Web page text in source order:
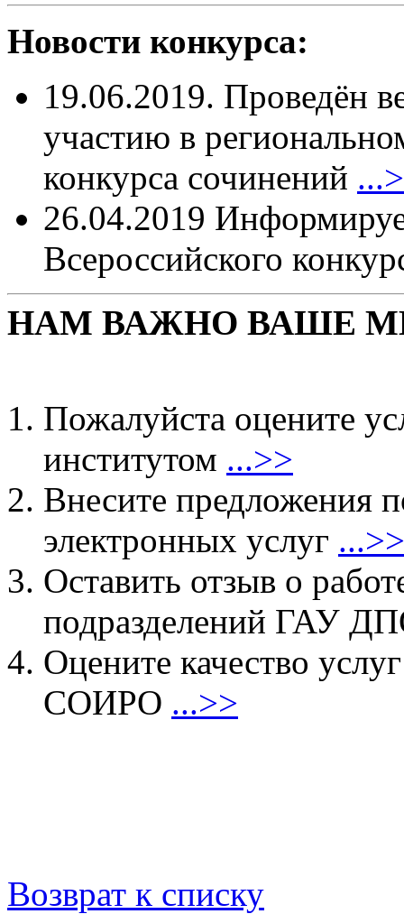
Новости конкурса:
19.06.2019. Проведён
участию в
конкурса сочинений
26.04.2019
Всероссийского
НАМ ВАЖНО ВАШЕ
Пожалуйста оцените
институтом ...>>
Внесите предложения
электронных услуг ...>>
Оставить отзыв о
подразделений ГАУ
Оцените качество
СОИРО ...>>
Возврат к списку